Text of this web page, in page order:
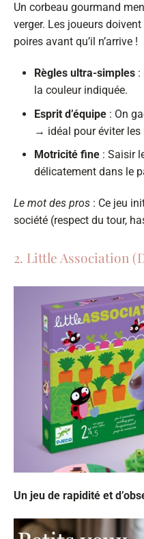
Un corbeau gourmand
verger. Les joueurs
poires avant qu’il n’arrive !
Règles ultra-simples :
la couleur indiquée.
Esprit d’équipe : On
→ idéal pour éviter les
Motricité fine : Saisir
délicatement dans le
Le mot des pros : Ce jeu
société (respect du tour,
2. Little Association
Un jeu de rapidité et